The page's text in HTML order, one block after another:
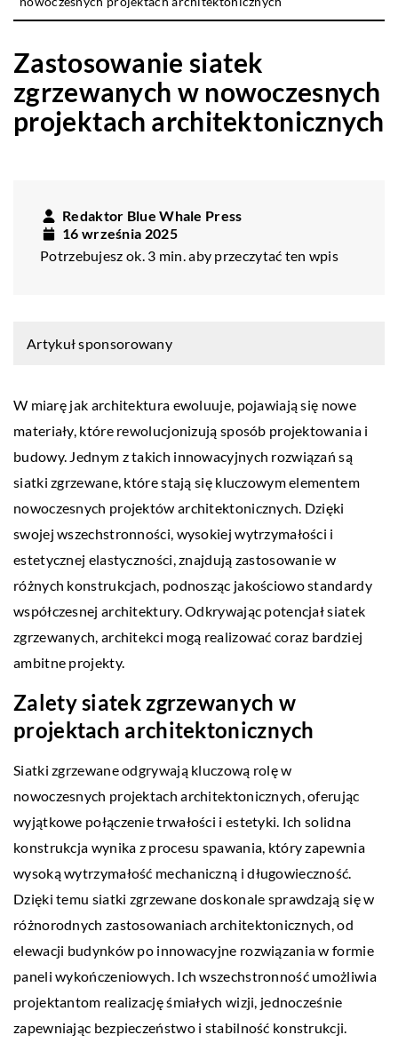
Zastosowanie siatek
zgrzewanych w nowoczesnych
projektach architektonicznych
Redaktor Blue Whale Press
16 września 2025
Potrzebujesz ok. 3 min. aby przeczytać ten wpis
Artykuł sponsorowany
W miarę jak architektura ewoluuje, pojawiają się nowe
materiały, które rewolucjonizują sposób projektowania i
budowy. Jednym z takich innowacyjnych rozwiązań są
siatki zgrzewane, które stają się kluczowym elementem
nowoczesnych projektów architektonicznych. Dzięki
swojej wszechstronności, wysokiej wytrzymałości i
estetycznej elastyczności, znajdują zastosowanie w
różnych konstrukcjach, podnosząc jakościowo standardy
współczesnej architektury. Odkrywając potencjał siatek
zgrzewanych, architekci mogą realizować coraz bardziej
ambitne projekty.
Zalety siatek zgrzewanych w
projektach architektonicznych
Siatki zgrzewane odgrywają kluczową rolę w
nowoczesnych projektach architektonicznych, oferując
wyjątkowe połączenie trwałości i estetyki. Ich solidna
konstrukcja wynika z procesu spawania, który zapewnia
wysoką wytrzymałość mechaniczną i długowieczność.
Dzięki temu siatki zgrzewane doskonale sprawdzają się w
różnorodnych zastosowaniach architektonicznych, od
elewacji budynków po innowacyjne rozwiązania w formie
paneli wykończeniowych. Ich wszechstronność umożliwia
projektantom realizację śmiałych wizji, jednocześnie
zapewniając bezpieczeństwo i stabilność konstrukcji.